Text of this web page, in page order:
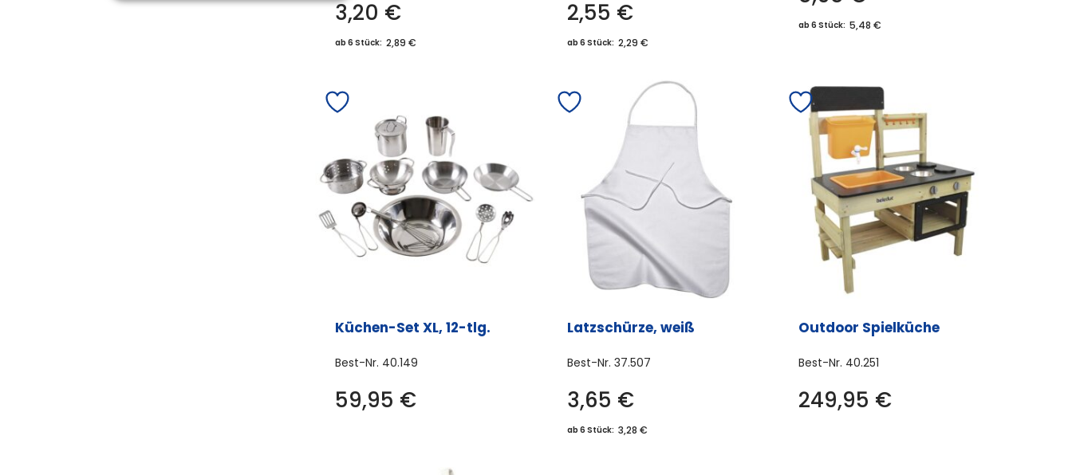
3,20 €
ab 6 Stück: 2,89 €
auf.
Die
Optionen
können
auf
der
Produktseite
2,55 €
ab 6 Stück: 2,29 €
ab 6 Stück: 5,48 €
Küchen-Set XL, 12-tlg.
Best-Nr. 40.149
59,95 €
Latzschürze, weiß
Best-Nr. 37.507
3,65 €
ab 6 Stück: 3,28 €
Outdoor Spielküche
Best-Nr. 40.251
249,95 €